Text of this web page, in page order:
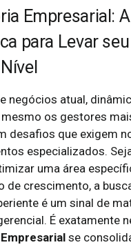
Empresarial:
para Levar
negócios atual,
os gestores
desafios que exigem
especializados.
uma área
de crescimento, a
é um sinal de
É exatamente
se